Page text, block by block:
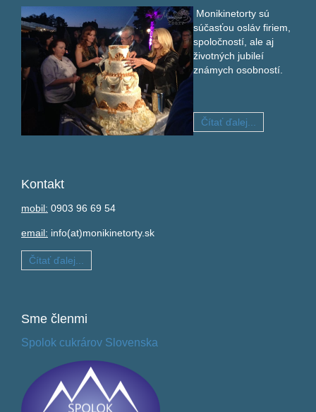
Monikinetorty sú
súčasťou osláv firiem,
spoločností, ale aj
životných jubileí
známych osobností.
Čítať ďalej...
Kontakt
mobil: 0903 96 69 54
email: info(at)monikinetorty.sk
Čítať ďalej...
Sme členmi
Spolok cukrárov Slovenska